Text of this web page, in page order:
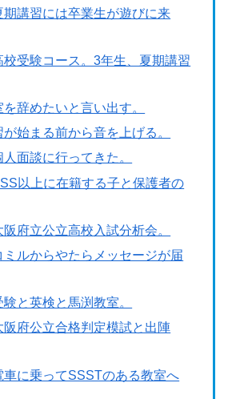
期講習には卒業生が遊びに来
校受験コース。3年生、夏期講習
辞めたいと言い出す。
始まる前から音を上げる。
面談に行ってきた。
以上に在籍する子と保護者の
府立公立高校入試分析会。
ミルからやたらメッセージが届
と英検と馬渕教室。
阪府公立合格判定模試と出陣
車に乗ってSSSTのある教室へ